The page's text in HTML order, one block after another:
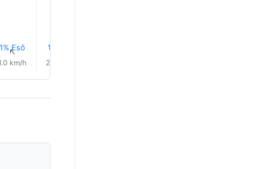
1% Eső
↑
km/h
1% Eső
2.0 km/h